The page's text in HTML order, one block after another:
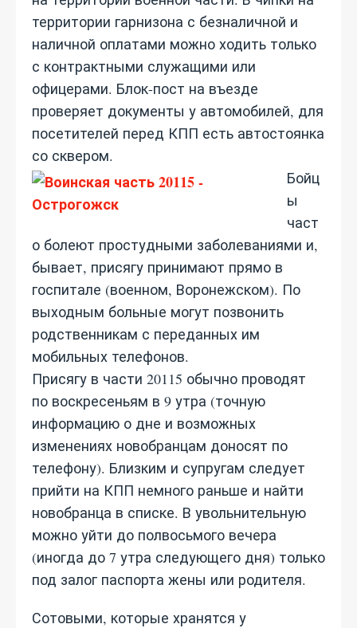
территории гарнизона с безналичной и
наличной оплатами можно ходить только
с контрактными служащими или
офицерами. Блок-пост на въезде
проверяет документы у автомобилей, для
посетителей перед КПП есть автостоянка
со сквером.
Бойц
ы
част
о болеют простудными заболеваниями и,
бывает, присягу принимают прямо в
госпитале (военном, Воронежском). По
выходным больные могут позвонить
родственникам с переданных им
мобильных телефонов.
Присягу в части 20115 обычно проводят
по воскресеньям в 9 утра (точную
информацию о дне и возможных
изменениях новобранцам доносят по
телефону). Близким и супругам следует
прийти на КПП немного раньше и найти
новобранца в списке. В увольнительную
можно уйти до полвосьмого вечера
(иногда до 7 утра следующего дня) только
под залог паспорта жены или родителя.
Сотовыми, которые хранятся у